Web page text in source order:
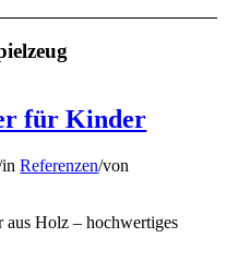
für Kinder
inReferenzen/von
aus Holz – hochwertiges